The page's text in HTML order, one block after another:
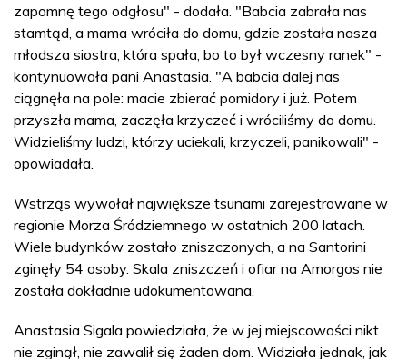
zapomnę tego odgłosu" - dodała. "Babcia zabrała nas
stamtąd, a mama wróciła do domu, gdzie została nasza
młodsza siostra, która spała, bo to był wczesny ranek" -
kontynuowała pani Anastasia. "A babcia dalej nas
ciągnęła na pole: macie zbierać pomidory i już. Potem
przyszła mama, zaczęła krzyczeć i wróciliśmy do domu.
Widzieliśmy ludzi, którzy uciekali, krzyczeli, panikowali" -
opowiadała.
Wstrząs wywołał największe tsunami zarejestrowane w
regionie Morza Śródziemnego w ostatnich 200 latach.
Wiele budynków zostało zniszczonych, a na Santorini
zginęły 54 osoby. Skala zniszczeń i ofiar na Amorgos nie
została dokładnie udokumentowana.
Anastasia Sigala powiedziała, że w jej miejscowości nikt
nie zginął, nie zawalił się żaden dom. Widziała jednak, jak